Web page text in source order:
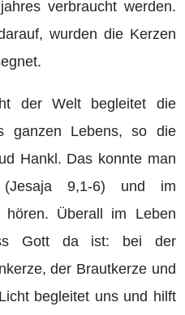
verbraucht werden.
wurden die Kerzen
der Welt begleitet die
ganzen Lebens, so die
Hankl. Das konnte man
9,1-6) und im
hören. Überall im Leben
Gott da ist: bei der
der Brautkerze und
begleitet uns und hilft